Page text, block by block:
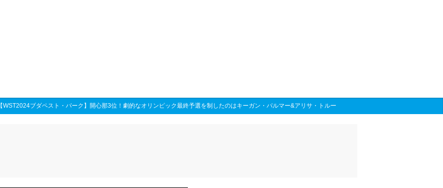
【WST2024ブダペスト・パーク】開心那3位！劇的なオリンピック最終予選を制したのはキーガン・パルマー&アリサ・トルー